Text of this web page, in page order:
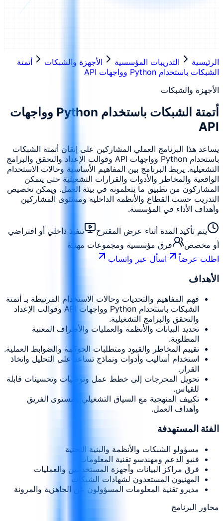
الرئيسية التدريبات المؤسسية الأجهزة والشبكات
أتمتة
الشبكات باستخدام Python وواجهات API
الأجهزة والشبكات
أتمتة الشبكات باستخدام Python وواجهات
API
يساعد هذا البرنامج العملي المشاركين على إتقان أتمتة الشبكات
باستخدام Python وواجهات API وقوالب الإعداد والتحقق والبرامج
التشغيلية. يربط البرنامج بين المفاهيم الأساسية وحالات الاستخدام
الواقعية والمخاطر والأدوات والقرارات التشغيلية حتى يتمكن
المشاركون من تطبيق ما يتعلمونه في بيئة العمل. ويمكن تخصيص
التدريب حسب القطاع والأنظمة الداخلية ومستوى المشاركين
وأهداف الأداء في المؤسسة.
يتم تأكيد المدة أثناء عرض المقترح
تنفيذ داخلي أو افتراضي
أو مخصص
فرق مؤسسية ومجموعات مهنية
اطلب عرضاً
اسأل عبر واتساب
الأهداف
فهم المفاهيم والتحديات وحالات الاستخدام المرتبطة بـ أتمتة
الشبكات باستخدام Python وواجهات API وقوالب الإعداد
والتحقق والبرامج التشغيلية.
تحديد البيانات والأنظمة والعمليات والأطراف المعنية
المطلوبة.
تقييم المخاطر والقيود ومتطلبات الحوكمة والضوابط العملية.
استخدام أساليب وأدوات ونماذج تساعد على التحليل واتخاذ
القرار.
تحويل المخرجات إلى خطط عمل وتوصيات وتحسينات قابلة
للقياس.
تكييف المنهجية مع السياق التشغيلي ومستوى الفريق
وأهداف العمل.
الفئة المستهدفة
مسؤولو الشبكات والأنظمة والبنية التحتية
فنيو الدعم ومهندسو تقنية المعلومات
فرق مراكز البيانات وأجهزة المستخدمين والعمليات
المهنيون المستعدون لشهادات الشبكات
مديرو تقنية المعلومات المسؤولون عن الجاهزية والمرونة
محاور البرنامج